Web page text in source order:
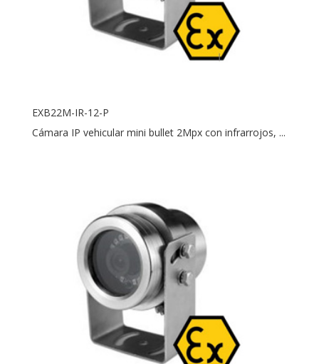
EXB22M-IR-12-P
Cámara IP vehicular mini bullet 2Mpx con infrarrojos, ...